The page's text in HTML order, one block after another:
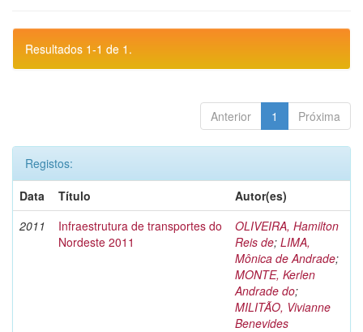
Resultados 1-1 de 1.
Anterior 1 Próxima
Registos:
Data
Título
Autor(es)
2011
Infraestrutura de transportes do
Nordeste 2011
OLIVEIRA, Hamilton
Reis de; LIMA,
Mônica de Andrade;
MONTE, Kerlen
Andrade do;
MILITÃO, Vivianne
Benevides